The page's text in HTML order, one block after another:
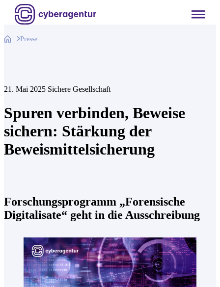
Zum
Inhalt
springen
Presse
21. Mai 2025 Sichere Gesellschaft
Spuren verbinden, Beweise
sichern: Stärkung der
Beweismittelsicherung
Forschungsprogramm „Forensische
Digitalisate“ geht in die Ausschreibung